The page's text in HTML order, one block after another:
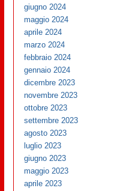
giugno 2024
maggio 2024
aprile 2024
marzo 2024
febbraio 2024
gennaio 2024
dicembre 2023
novembre 2023
ottobre 2023
settembre 2023
agosto 2023
luglio 2023
giugno 2023
maggio 2023
aprile 2023